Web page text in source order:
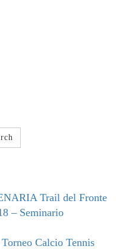
Trail del Fronte
– Seminario
Calcio Tennis